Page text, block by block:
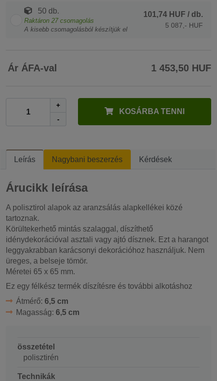
50 db.
Raktáron 27 csomagolás
A kisebb csomagolásból készítjük el
101,74 HUF / db.
5 087,- HUF
Ár ÁFA-val 1 453,50 HUF
+
-
KOSÁRBA TENNI
Leírás Nagybani beszerzés Kérdések
Árucikk leírása
A polisztirol alapok az aranzsálás alapkellékei közé
tartoznak.
Körültekerhető mintás szalaggal, díszíthető
idénydekorációval asztali vagy ajtó dísznek. Ezt a harangot
leggyakrabban karácsonyi dekorációhoz használjuk. Nem
üreges, a belseje tömör.
Méretei 65 x 65 mm.
Ez egy félkész termék díszítésre és további alkotáshoz
Átmérő: 6,5 cm
Magasság: 6,5 cm
összetétel
polisztirén
Technikák